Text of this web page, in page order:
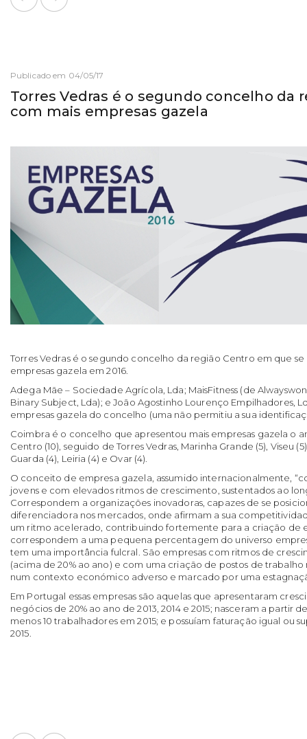
Publicado em 04/05/17
Torres Vedras é o segundo concelho da
com mais empresas gazela
Torres Vedras é o segundo concelho da região Centro em que
empresas gazela em 2016.
Adega Mãe – Sociedade Agrícola, Lda; MaisFitness (de
Binary Subject, Lda); e João Agostinho Lourenço Empilhadores,
empresas gazela do concelho (uma não permitiu a sua
Coimbra é o concelho que apresentou mais empresas gazela o
Centro (10), seguido de Torres Vedras, Marinha Grande (5), Viseu
Guarda (4), Leiria (4) e Ovar (4).
O conceito de empresa gazela, assumido internacionalmente,
jovens e com elevados ritmos de crescimento, sustentados ao
Correspondem a organizações inovadoras, capazes de se
diferenciadora nos mercados, onde afirmam a sua
um ritmo acelerado, contribuindo fortemente para a criação de
correspondem a uma pequena percentagem do universo
tem uma importância fulcral. São empresas com ritmos de
(acima de 20% ao ano) e com uma criação de postos de
num contexto económico adverso e marcado por uma
Em Portugal essas empresas são aquelas que apresentaram
negócios de 20% ao ano de 2013, 2014 e 2015; nasceram a partir
menos 10 trabalhadores em 2015; e possuíam faturação igual ou
2015.